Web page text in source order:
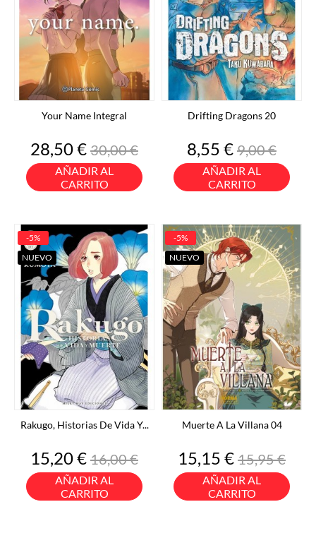
Your Name Integral
Precio
28,50 €Precio
base
30,00 €
AÑADIR AL
CARRITO
Drifting Dragons 20
Precio
8,55 €Precio
base
9,00 €
AÑADIR AL
CARRITO
Rakugo, Historias De Vida Y...
Precio
15,20 €Precio
base
16,00 €
AÑADIR AL
CARRITO
-5%
NUEVO
Muerte A La Villana 04
Precio
15,15 €Precio
base
15,95 €
AÑADIR AL
CARRITO
-5%
NUEVO